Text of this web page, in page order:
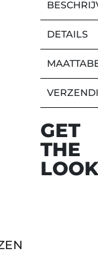
DETAILS
GET
THE
LOOK